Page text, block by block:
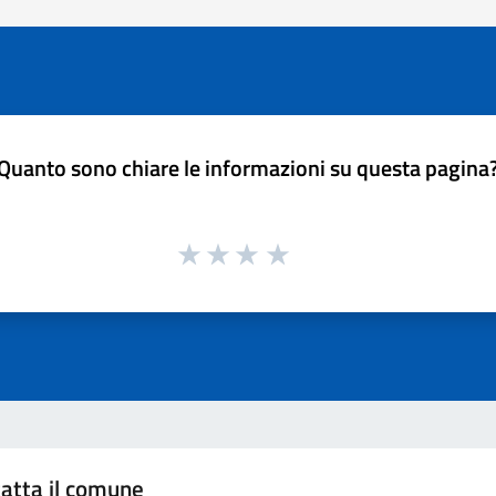
sono chiare le informazioni su questa
il comune